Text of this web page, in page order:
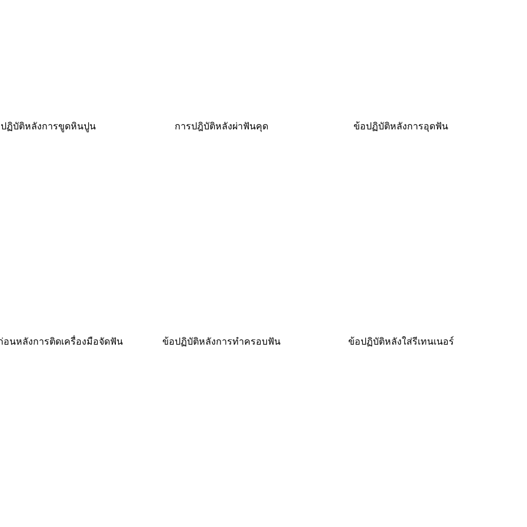
ฏิบัติหลังการขูดหินปูน การปฎิบัติหลังผ่าฟันคุด ข้อปฏิบัติหลังการอุดฟัน
นหลังการติดเครื่องมือจัดฟัน ข้อปฏิบัติหลังการทำครอบฟัน ข้อปฏิบัติหลังใส่รีเทนเนอร์